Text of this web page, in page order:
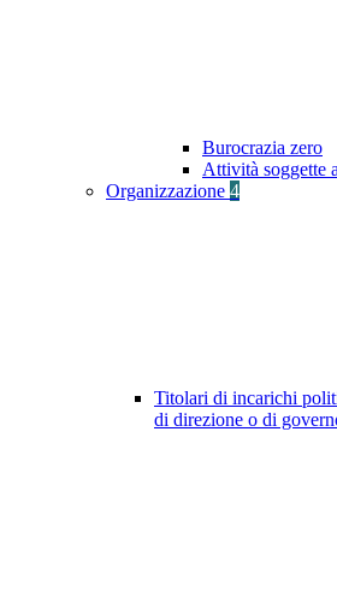
Burocrazia zero
Attività soggette
Organizzazione 4
Titolari di incarichi
di direzione o di